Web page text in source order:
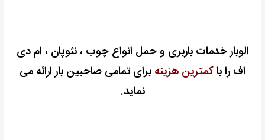
الوبار خدمات باربری و حمل انواع چوب ، نئوپان ، ام دی
اف را باکمترین هزینه برای تمامی صاحبین بار ارائه می
نماید.